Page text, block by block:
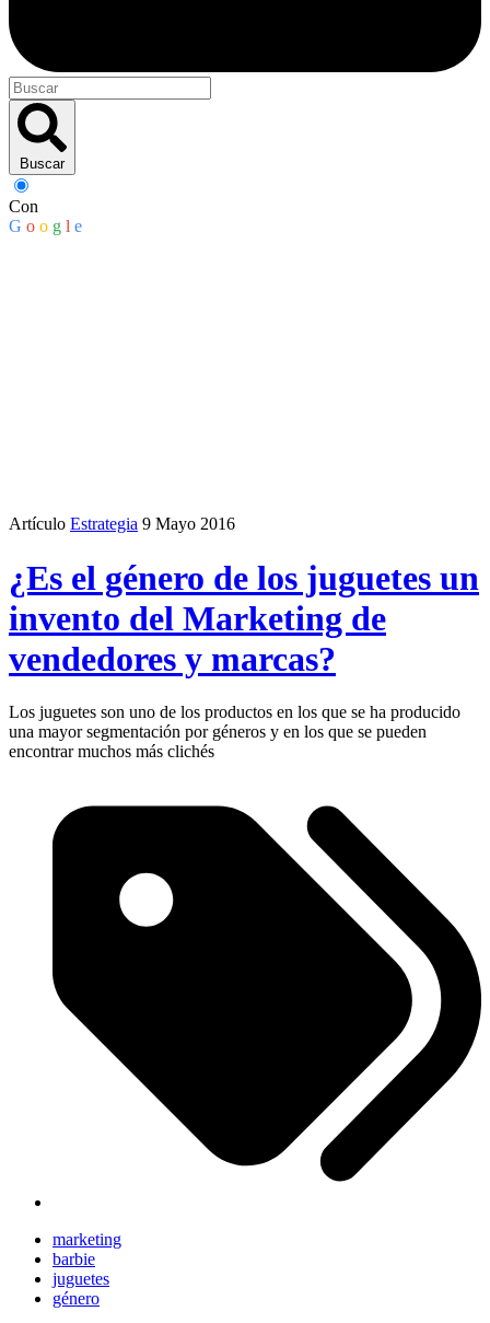
Buscar
Con
G o o g l e
Artículo Estrategia 9 Mayo 2016
¿Es el género de los juguetes un
invento del Marketing de
vendedores y marcas?
Los juguetes son uno de los productos en los que se ha producido
una mayor segmentación por géneros y en los que se pueden
encontrar muchos más clichés
marketing
barbie
juguetes
género